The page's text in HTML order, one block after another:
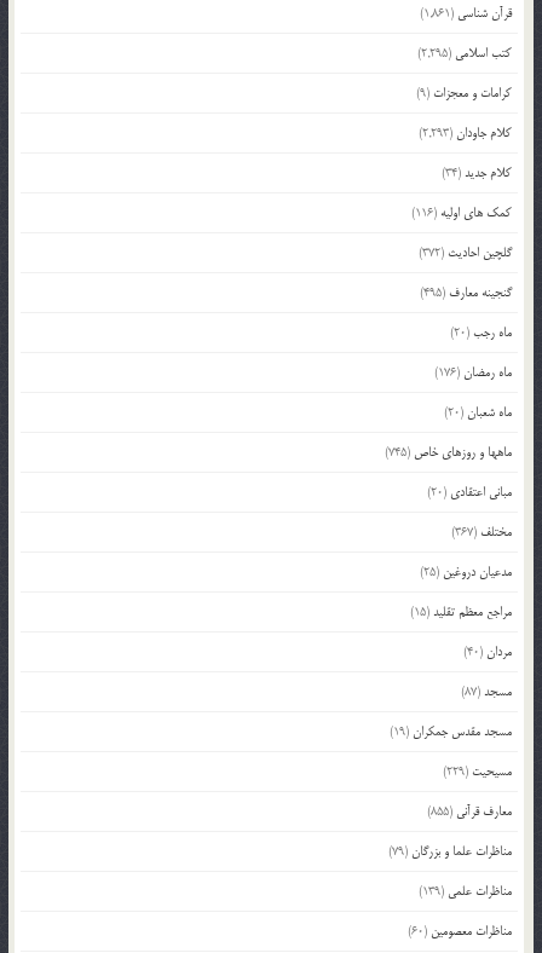
قرآن شناسی (1,861)
کتب اسلامی (2,295)
کرامات و معجزات (9)
کلام جاودان(2,293)
کلام جدید(34)
کمک های اولیه (116)
گلچین احادیث (372)
گنجینه معارف (495)
ماه رجب(20)
ماه رمضان(176)
ماه شعبان(20)
ماهها و روزهای خاص (745)
مبانی اعتقادی (20)
مختلف (367)
مدعیان دروغین (25)
مراجع معظم تقلید(15)
مردان(40)
مسجد(87)
مسجد مقدس جمکران(19)
مسیحیت (229)
معارف قرآنی (855)
مناظرات علما و بزرگان(79)
مناظرات علمی (139)
مناظرات معصومین (60)